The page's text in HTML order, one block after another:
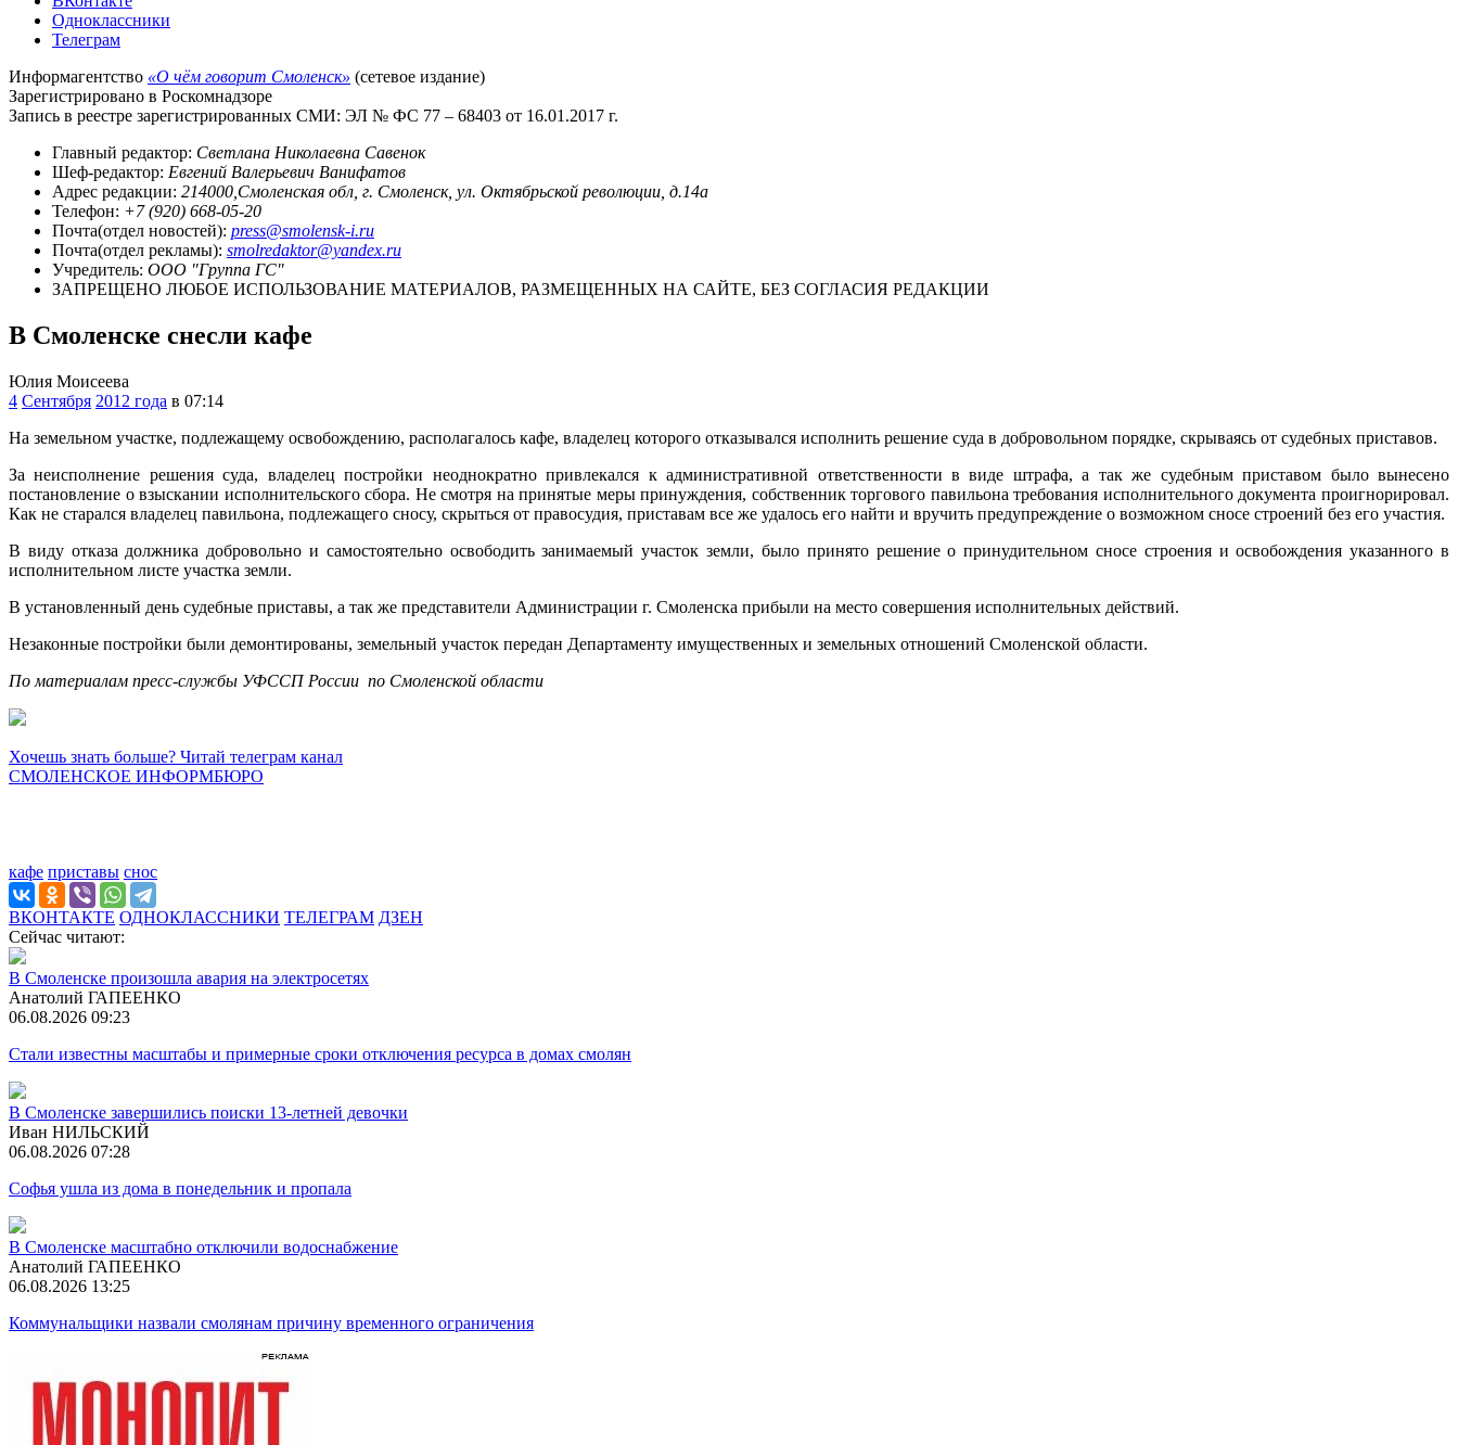
Одноклассники
Телеграм
Информагентство «О чём говорит Смоленск» (сетевое издание)
Зарегистрировано в Роскомнадзоре
Запись в реестре зарегистрированных СМИ: ЭЛ № ФС 77 – 68403 от 16.01.2017 г.
Главный редактор: Светлана Николаевна Савенок
Шеф-редактор: Евгений Валерьевич Ванифатов
Адрес редакции: 214000,Смоленская обл, г. Смоленск, ул. Октябрьской революции, д.14а
Телефон: +7 (920) 668-05-20
Почта(отдел новостей): press@smolensk-i.ru
Почта(отдел рекламы): smolredaktor@yandex.ru
Учредитель: ООО "Группа ГС"
ЗАПРЕЩЕНО ЛЮБОЕ ИСПОЛЬЗОВАНИЕ МАТЕРИАЛОВ, РАЗМЕЩЕННЫХ НА САЙТЕ, БЕЗ СОГЛАСИЯ РЕДАКЦИИ
В Смоленске снесли кафе
Юлия Моисеева
4 Сентября 2012 года в 07:14
На земельном участке, подлежащему освобождению, располагалось кафе, владелец которого отказывался исполнить решение суда в добровольном порядке, скрываясь от судебных приставов.
За неисполнение решения суда, владелец постройки неоднократно привлекался к административной ответственности в виде штрафа, а так же судебным приставом было вынесено
постановление о взыскании исполнительского сбора. Не смотря на принятые меры принуждения, собственник торгового павильона требования исполнительного документа проигнорировал.
Как не старался владелец павильона, подлежащего сносу, скрыться от правосудия, приставам все же удалось его найти и вручить предупреждение о возможном сносе строений без его участия.
В виду отказа должника добровольно и самостоятельно освободить занимаемый участок земли, было принято решение о принудительном сносе строения и освобождения указанного в
исполнительном листе участка земли.
В установленный день судебные приставы, а так же представители Администрации г. Смоленска прибыли на место совершения исполнительных действий.
Незаконные постройки были демонтированы, земельный участок передан Департаменту имущественных и земельных отношений Смоленской области.
По материалам пресс-службы УФССП России по Смоленской области
Хочешь знать больше? Читай телеграм канал
СМОЛЕНСКОЕ ИНФОРМБЮРО
кафе приставы снос
ВКОНТАКТЕ ОДНОКЛАССНИКИ ТЕЛЕГРАМ ДЗЕН
Сейчас читают:
В Смоленске произошла авария на электросетях
Анатолий ГАПЕЕНКО
06.08.2026 09:23
Стали известны масштабы и примерные сроки отключения ресурса в домах смолян
В Смоленске завершились поиски 13-летней девочки
Иван НИЛЬСКИЙ
06.08.2026 07:28
Софья ушла из дома в понедельник и пропала
В Смоленске масштабно отключили водоснабжение
Анатолий ГАПЕЕНКО
06.08.2026 13:25
Коммунальщики назвали смолянам причину временного ограничения